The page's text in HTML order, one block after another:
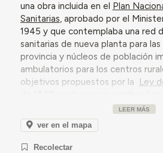
una obra incluida en el Plan
Sanitarias, aprobado por el
1945 y que contemplaba una red
sanitarias de nueva planta para
provincia y núcleos de población
ambulatorios para los centros
objetivos propuestos por la
Ley
La construcción del edificio fue
para 100 camas, según el
LEER MÁS
ver en el mapa
Recolectar